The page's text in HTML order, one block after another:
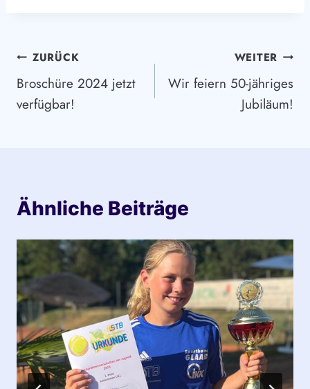
Beitragsnavigation
ZURÜCK
Broschüre 2024 jetzt
verfügbar!
WEITER
Wir feiern 50-jähriges
Jubiläum!
Ähnliche Beiträge